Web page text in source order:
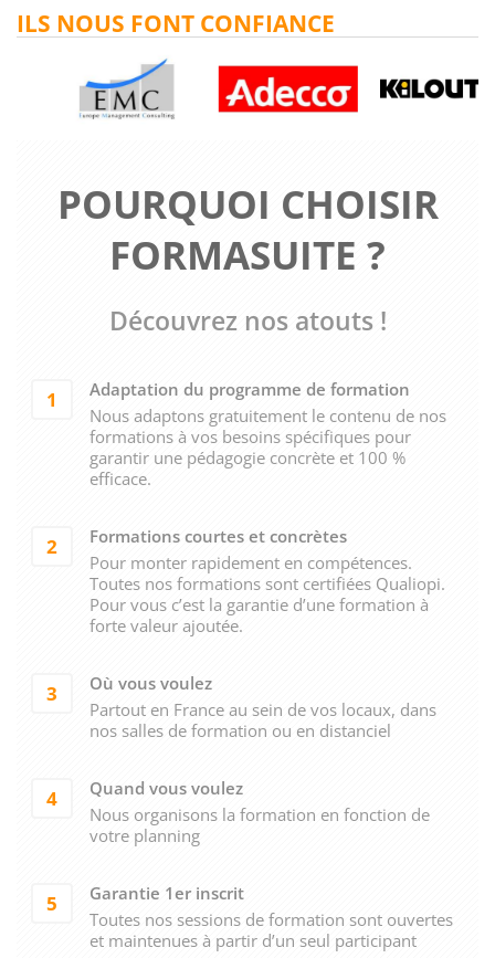
POURQUOI CHOISIR
FORMASUITE ?
Découvrez nos atouts !
1
Adaptation du programme de formation
Nous adaptons gratuitement le contenu de nos
formations à vos besoins spécifiques pour
garantir une pédagogie concrète et 100 %
efficace.
2
Formations courtes et concrètes
Pour monter rapidement en compétences.
Toutes nos formations sont certifiées Qualiopi.
Pour vous c’est la garantie d’une formation à
forte valeur ajoutée.
3
Où vous voulez
Partout en France au sein de vos locaux, dans
nos salles de formation ou en distanciel
4
Quand vous voulez
Nous organisons la formation en fonction de
votre planning
5
Garantie 1er inscrit
Toutes nos sessions de formation sont ouvertes
et maintenues à partir d’un seul participant
ILS NOUS FONT CONFIANCE